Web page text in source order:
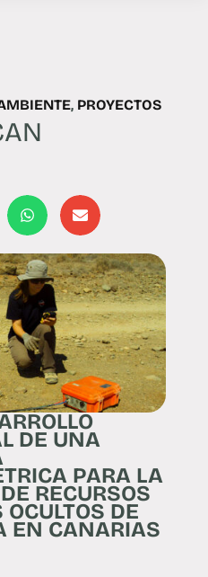
, PROYECTOS
DE UNA
PARA LA
RECURSOS
DE
EN CANARIAS